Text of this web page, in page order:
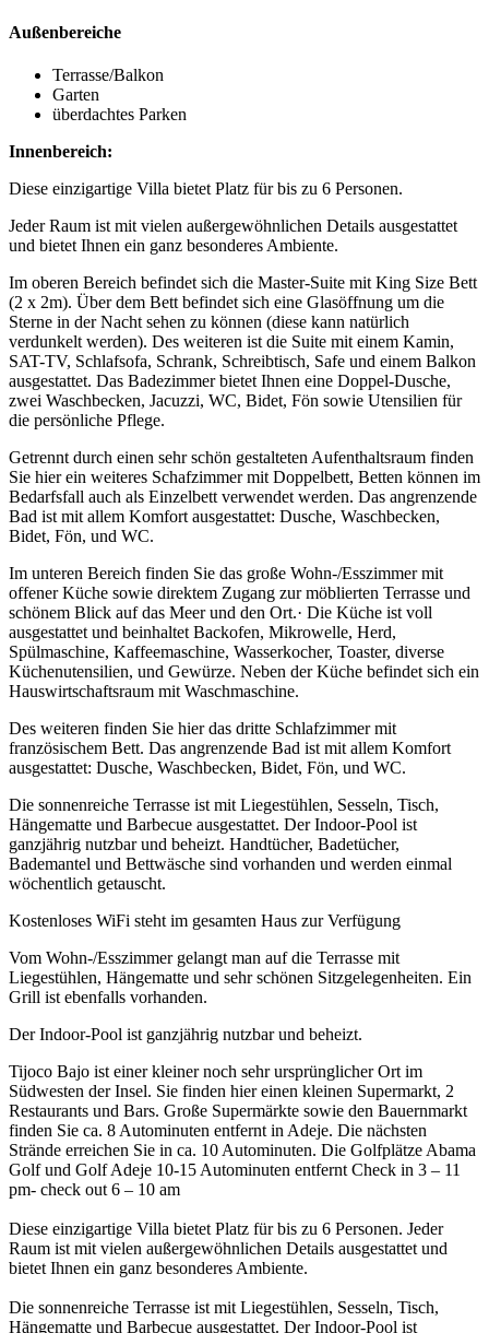
Außenbereiche
Terrasse/Balkon
Garten
überdachtes Parken
Innenbereich:
Diese einzigartige Villa bietet Platz für bis zu 6 Personen.
Jeder Raum ist mit vielen außergewöhnlichen Details ausgestattet
und bietet Ihnen ein ganz besonderes Ambiente.
Im oberen Bereich befindet sich die Master-Suite mit King Size Bett
(2 x 2m). Über dem Bett befindet sich eine Glasöffnung um die
Sterne in der Nacht sehen zu können (diese kann natürlich
verdunkelt werden). Des weiteren ist die Suite mit einem Kamin,
SAT-TV, Schlafsofa, Schrank, Schreibtisch, Safe und einem Balkon
ausgestattet. Das Badezimmer bietet Ihnen eine Doppel-Dusche,
zwei Waschbecken, Jacuzzi, WC, Bidet, Fön sowie Utensilien für
die persönliche Pflege.
Getrennt durch einen sehr schön gestalteten Aufenthaltsraum finden
Sie hier ein weiteres Schafzimmer mit Doppelbett, Betten können im
Bedarfsfall auch als Einzelbett verwendet werden. Das angrenzende
Bad ist mit allem Komfort ausgestattet: Dusche, Waschbecken,
Bidet, Fön, und WC.
Im unteren Bereich finden Sie das große Wohn-/Esszimmer mit
offener Küche sowie direktem Zugang zur möblierten Terrasse und
schönem Blick auf das Meer und den Ort.· Die Küche ist voll
ausgestattet und beinhaltet Backofen, Mikrowelle, Herd,
Spülmaschine, Kaffeemaschine, Wasserkocher, Toaster, diverse
Küchenutensilien, und Gewürze. Neben der Küche befindet sich ein
Hauswirtschaftsraum mit Waschmaschine.
Des weiteren finden Sie hier das dritte Schlafzimmer mit
französischem Bett. Das angrenzende Bad ist mit allem Komfort
ausgestattet: Dusche, Waschbecken, Bidet, Fön, und WC.
Die sonnenreiche Terrasse ist mit Liegestühlen, Sesseln, Tisch,
Hängematte und Barbecue ausgestattet. Der Indoor-Pool ist
ganzjährig nutzbar und beheizt. Handtücher, Badetücher,
Bademantel und Bettwäsche sind vorhanden und werden einmal
wöchentlich getauscht.
Kostenloses WiFi steht im gesamten Haus zur Verfügung
Vom Wohn-/Esszimmer gelangt man auf die Terrasse mit
Liegestühlen, Hängematte und sehr schönen Sitzgelegenheiten. Ein
Grill ist ebenfalls vorhanden.
Der Indoor-Pool ist ganzjährig nutzbar und beheizt.
Tijoco Bajo ist einer kleiner noch sehr ursprünglicher Ort im
Südwesten der Insel. Sie finden hier einen kleinen Supermarkt, 2
Restaurants und Bars. Große Supermärkte sowie den Bauernmarkt
finden Sie ca. 8 Autominuten entfernt in Adeje. Die nächsten
Strände erreichen Sie in ca. 10 Autominuten. Die Golfplätze Abama
Golf und Golf Adeje 10-15 Autominuten entfernt Check in 3 – 11
pm- check out 6 – 10 am
Diese einzigartige Villa bietet Platz für bis zu 6 Personen. Jeder
Raum ist mit vielen außergewöhnlichen Details ausgestattet und
bietet Ihnen ein ganz besonderes Ambiente.
Die sonnenreiche Terrasse ist mit Liegestühlen, Sesseln, Tisch,
Hängematte und Barbecue ausgestattet. Der Indoor-Pool ist